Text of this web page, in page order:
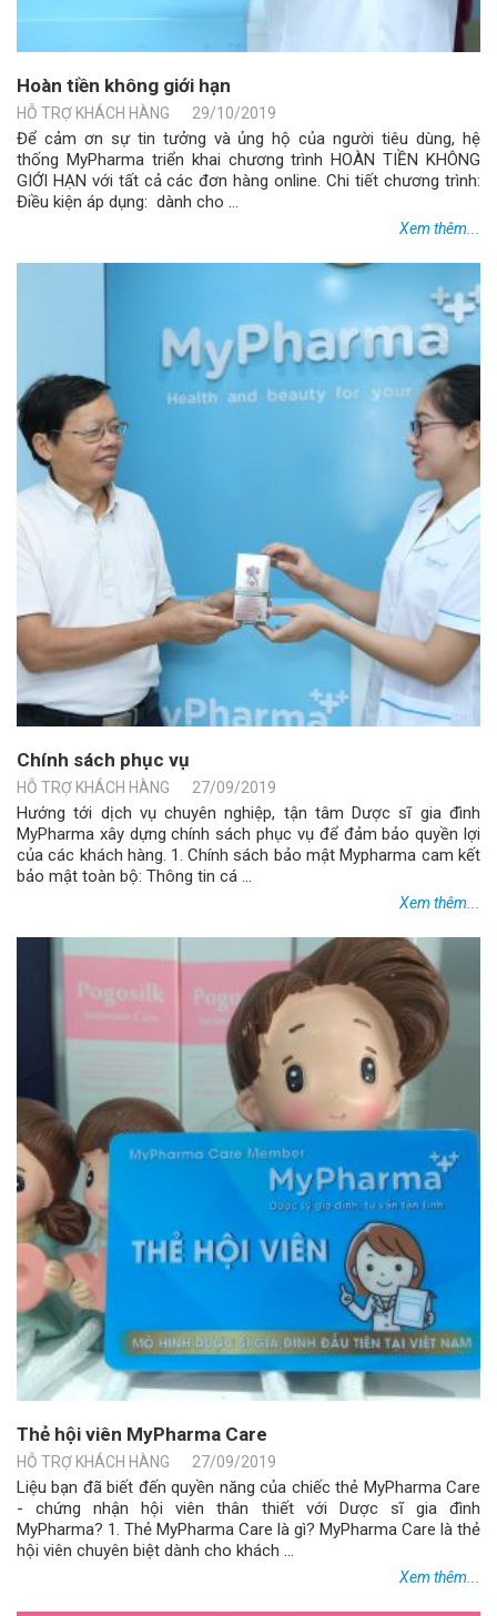
Hoàn tiền không giới hạn
HỖ TRỢ KHÁCH HÀNG 29/10/2019
Để cảm ơn sự tin tưởng và ủng hộ của người tiêu dùng, hệ
thống MyPharma triển khai chương trình HOÀN TIỀN KHÔNG
GIỚI HẠN với tất cả các đơn hàng online. Chi tiết chương trình:
Điều kiện áp dụng: dành cho ...
Xem thêm...
Chính sách phục vụ
HỖ TRỢ KHÁCH HÀNG 27/09/2019
Hướng tới dịch vụ chuyên nghiệp, tận tâm Dược sĩ gia đình
MyPharma xây dựng chính sách phục vụ để đảm bảo quyền lợi
của các khách hàng. 1. Chính sách bảo mật Mypharma cam kết
bảo mật toàn bộ: Thông tin cá ...
Xem thêm...
Thẻ hội viên MyPharma Care
HỖ TRỢ KHÁCH HÀNG 27/09/2019
Liệu bạn đã biết đến quyền năng của chiếc thẻ MyPharma Care
- chứng nhận hội viên thân thiết với Dược sĩ gia đình
MyPharma? 1. Thẻ MyPharma Care là gì? MyPharma Care là thẻ
hội viên chuyên biệt dành cho khách ...
Xem thêm...